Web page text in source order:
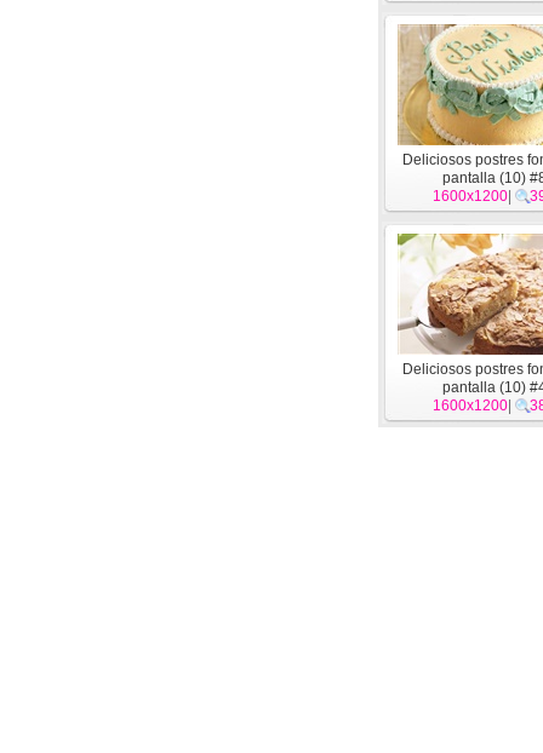
Deliciosos postres
pantalla (10)
1600x1200
Deliciosos postres
pantalla (10)
1600x1200